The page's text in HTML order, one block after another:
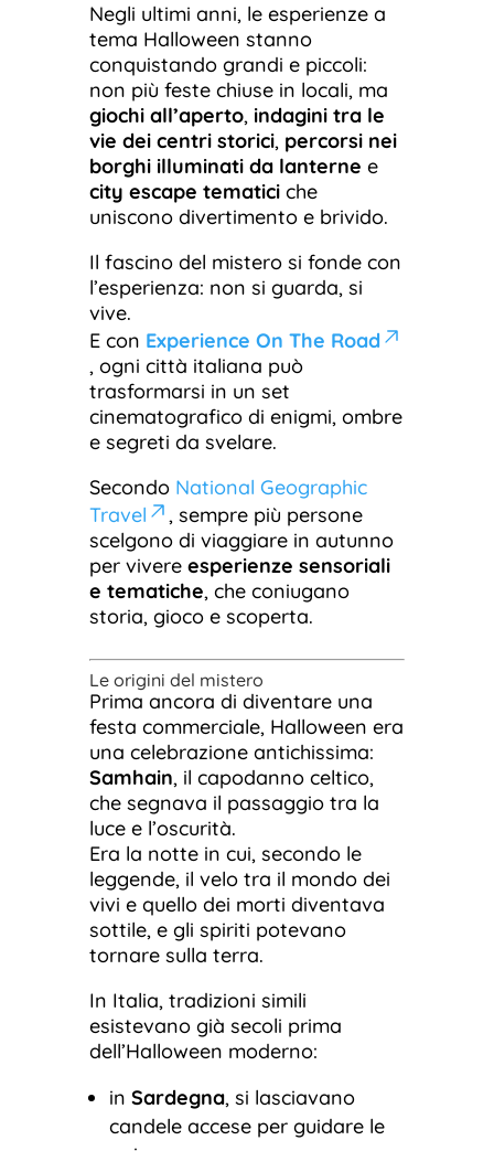
Negli ultimi anni, le esperienze a
tema Halloween stanno
conquistando grandi e piccoli:
non più feste chiuse in locali, ma
giochi all’aperto, indagini tra le
vie dei centri storici, percorsi nei
borghi illuminati da lanterne e
city escape tematiciche
uniscono divertimento e brivido.
Il fascino del mistero si fonde con
l’esperienza: non si guarda, si
vive.
E con Experience On The Road
, ogni città italiana può
trasformarsi in un set
cinematografico di enigmi, ombre
e segreti da svelare.
Secondo National Geographic
Travel
, sempre più persone
scelgono di viaggiare in autunno
per vivere esperienze sensoriali
e tematiche, che coniugano
storia, gioco e scoperta.
Le origini del mistero
Prima ancora di diventare una
festa commerciale, Halloween era
una celebrazione antichissima:
Samhain, il capodanno celtico,
che segnava il passaggio tra la
luce e l’oscurità.
Era la notte in cui, secondo le
leggende, il velo tra il mondo dei
vivi e quello dei morti diventava
sottile, e gli spiriti potevano
tornare sulla terra.
In Italia, tradizioni simili
esistevano già secoli prima
dell’Halloween moderno:
in Sardegna, si lasciavano
candele accese per guidare le